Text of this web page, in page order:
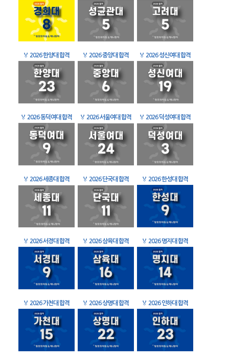
🏅 2026 한양대 합격 🏅 2026 중앙대 합격 🏅 2026 성신여대 합격
🏅 2026 동덕여대 합격 🏅 2026 서울여대 합격 🏅 2026 덕성여대 합격
🏅 2026 세종대 합격 🏅 2026 단국대 합격 🏅 2026 한성대 합격
🏅 2026 서경대 합격 🏅 2026 삼육대 합격 🏅 2026 명지대 합격
🏅 2026 가천대 합격 🏅 2026 상명대 합격 🏅 2026 인하대 합격